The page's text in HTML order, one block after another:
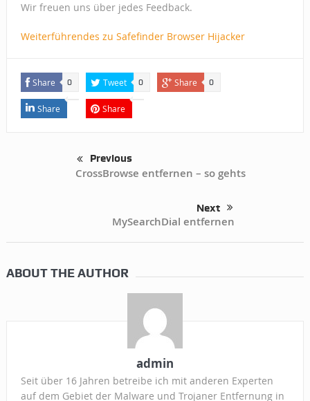
Wir freuen uns über jedes Feedback.
Weiterführendes zu Safefinder Browser Hijacker
Share 0 Tweet 0 Share 0
Share Share
Previous
CrossBrowse entfernen – so gehts
Next
MySearchDial entfernen
ABOUT THE AUTHOR
admin
Seit über 16 Jahren betreibe ich mit anderen Experten
auf dem Gebiet der Malware und Trojaner Entfernung in